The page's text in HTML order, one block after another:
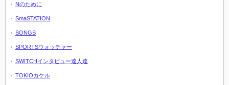
Nのために
SmaSTATION
SONGS
SPORTSウォッチャー
SWITCHインタビュー達人達
TOKIOカケル